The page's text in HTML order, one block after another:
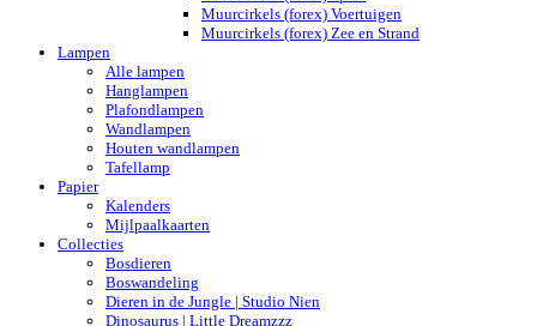
Muurcirkels (forex) Voertuigen
Muurcirkels (forex) Zee en Strand
Lampen
Alle lampen
Hanglampen
Plafondlampen
Wandlampen
Houten wandlampen
Tafellamp
Papier
Kalenders
Mijlpaalkaarten
Collecties
Bosdieren
Boswandeling
Dieren in de Jungle | Studio Nien
Dinosaurus | Little Dreamzzz